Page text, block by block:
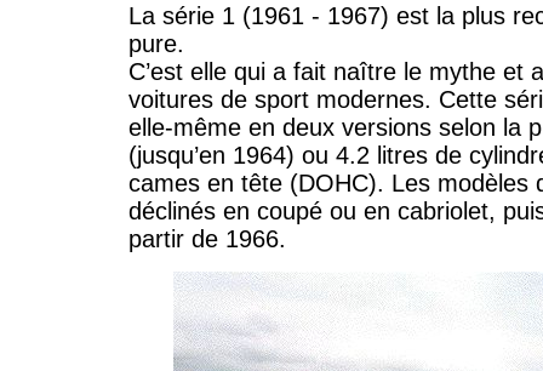
La série 1 (1961 - 1967) est la plus
pure.
C’est elle qui a fait naître le mythe et
voitures de sport modernes. Cette
elle-même en deux versions selon la
(jusqu’en 1964) ou 4.2 litres de
cames en tête (DOHC). Les modèles
déclinés en coupé ou en cabriolet,
partir de 1966.